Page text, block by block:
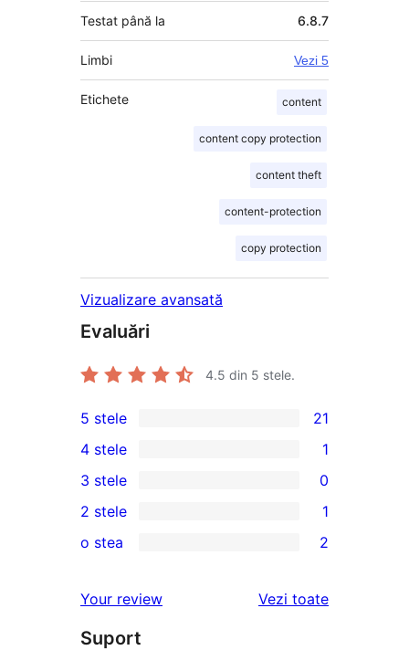
Testat până la 6.8.7
Limbi Vezi 5
Etichete content
content copy protection
content theft
content-protection
copy protection
Vizualizare avansată
Evaluări
4.5 din 5 stele.
21
5
–
de
recenzii
5 stele 21
4
–
recenzie
4 stele 1
0
3
–
(stele)
3 stele 0
2
recenzie
(stele)
2 stele 1
2
–
recenzii
o stea 2
Your review Vezi toaterecenziile
Suport